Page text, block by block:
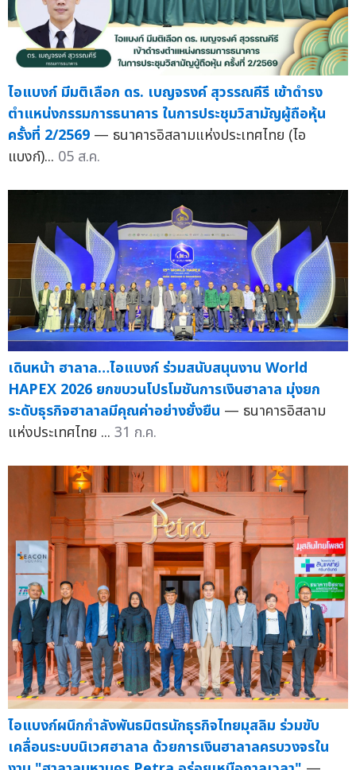
ไอแบงก์ มีมติเลือก ดร. เบญจรงค์ สุวรรณคีรี เข้าดำรง
ตำแหน่งกรรมการธนาคาร ในการประชุมวิสามัญผู้ถือหุ้น
ครั้งที่ 2/2569 — ธนาคารอิสลามแห่งประเทศไทย (ไอ
แบงก์)... 05 ส.ค.
เดินหน้า ฮาลาล…ไอแบงก์ ร่วมสนับสนุนงาน World
HAPEX 2026 ยกขบวนโปรโมชันการเงินฮาลาล มุ่งยก
ระดับธุรกิจฮาลาลมีคุณค่าอย่างยั่งยืน — ธนาคารอิสลาม
แห่งประเทศไทย ... 31 ก.ค.
ไอแบงก์ผนึกกำลังพันธมิตรนักธุรกิจไทยมุสลิม ร่วมขับ
เคลื่อนระบบนิเวศฮาลาล ด้วยการเงินฮาลาลครบวงจรใน